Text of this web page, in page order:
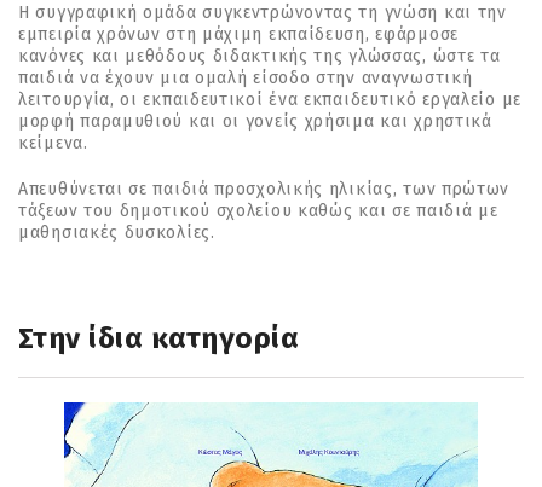
Η συγγραφική ομάδα συγκεντρώνοντας τη γνώση και την
εμπειρία χρόνων στη μάχιμη εκπαίδευση, εφάρμοσε
κανόνες και μεθόδους διδακτικής της γλώσσας, ώστε τα
παιδιά να έχουν μια ομαλή είσοδο στην αναγνωστική
λειτουργία, οι εκπαιδευτικοί ένα εκπαιδευτικό εργαλείο με
μορφή παραμυθιού και οι γονείς χρήσιμα και χρηστικά
κείμενα.
Απευθύνεται σε παιδιά προσχολικής ηλικίας, των πρώτων
τάξεων του δημοτικού σχολείου καθώς και σε παιδιά με
μαθησιακές δυσκολίες.
Στην ίδια κατηγορία